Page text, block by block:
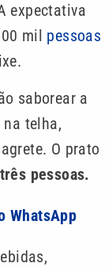
expectativa
mil pessoas
saborear a
telha,
O prato
pessoas.
WhatsApp